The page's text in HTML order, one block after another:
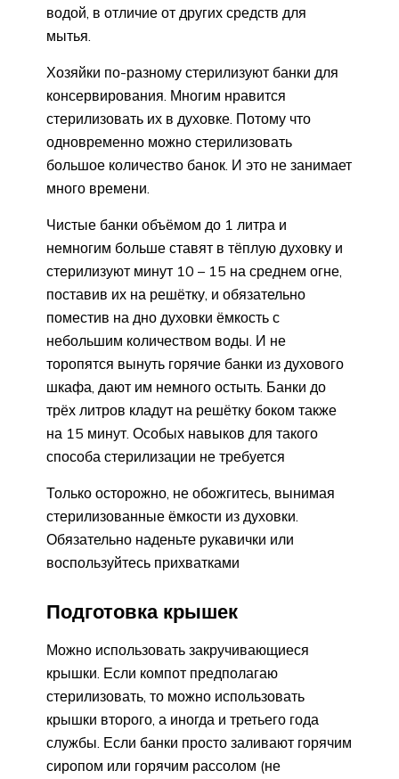
водой, в отличие от других средств для
мытья.
Хозяйки по-разному стерилизуют банки для
консервирования. Многим нравится
стерилизовать их в духовке. Потому что
одновременно можно стерилизовать
большое количество банок. И это не занимает
много времени.
Чистые банки объёмом до 1 литра и
немногим больше ставят в тёплую духовку и
стерилизуют минут 10 – 15 на среднем огне,
поставив их на решётку, и обязательно
поместив на дно духовки ёмкость с
небольшим количеством воды. И не
торопятся вынуть горячие банки из духового
шкафа, дают им немного остыть. Банки до
трёх литров кладут на решётку боком также
на 15 минут. Особых навыков для такого
способа стерилизации не требуется
Только осторожно, не обожгитесь, вынимая
стерилизованные ёмкости из духовки.
Обязательно наденьте рукавички или
воспользуйтесь прихватками
Подготовка крышек
Можно использовать закручивающиеся
крышки. Если компот предполагаю
стерилизовать, то можно использовать
крышки второго, а иногда и третьего года
службы. Если банки просто заливают горячим
сиропом или горячим рассолом (не